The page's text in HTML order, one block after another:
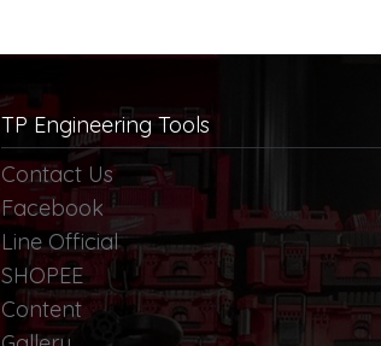
TP Engineering Tools
Contact Us
Facebook
Line Official
SHOPEE
Content